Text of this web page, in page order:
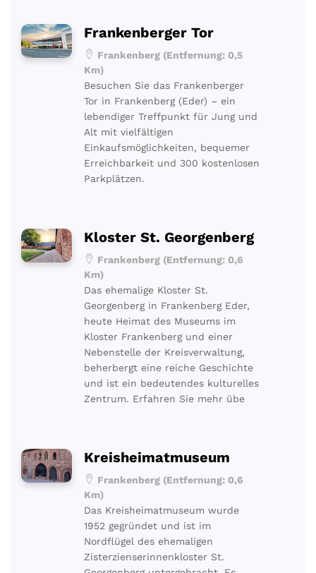
Frankenberger Tor
Frankenberg (Entfernung: 0,5
Km)
Besuchen Sie das Frankenberger
Tor in Frankenberg (Eder) – ein
lebendiger Treffpunkt für Jung und
Alt mit vielfältigen
Einkaufsmöglichkeiten, bequemer
Erreichbarkeit und 300 kostenlosen
Parkplätzen.
Kloster St. Georgenberg
Frankenberg (Entfernung: 0,6
Km)
Das ehemalige Kloster St.
Georgenberg in Frankenberg Eder,
heute Heimat des Museums im
Kloster Frankenberg und einer
Nebenstelle der Kreisverwaltung,
beherbergt eine reiche Geschichte
und ist ein bedeutendes kulturelles
Zentrum. Erfahren Sie mehr übe
Kreisheimatmuseum
Frankenberg (Entfernung: 0,6
Km)
Das Kreisheimatmuseum wurde
1952 gegründet und ist im
Nordflügel des ehemaligen
Zisterzienserinnenkloster St.